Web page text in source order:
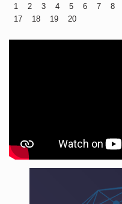
1 2 3 4 5 6 7 8
17
18 19 20